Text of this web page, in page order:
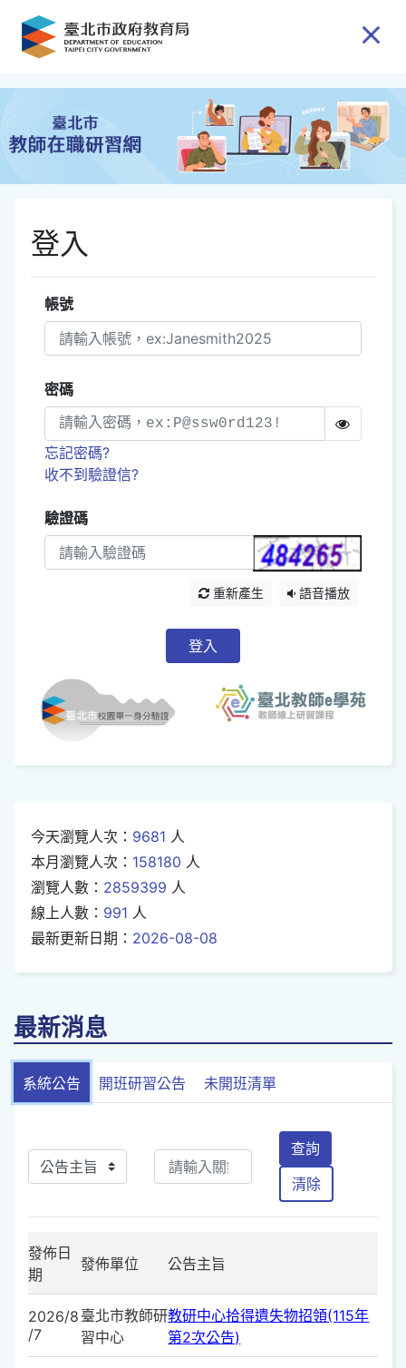
跳到主要內容
登入
帳號
密碼
忘記密碼?
收不到驗證信?
驗證碼
重新產生 語音播放
登入
今天瀏覽人次： 9681 人
本月瀏覽人次： 158180 人
瀏覽人數： 2859399 人
線上人數： 991 人
最新更新日期： 2026-08-08
最新消息
系統公告 開班研習公告 未開班清單
查詢
清除
發佈日
期
發佈單位 公告主旨
2026/8
/7
臺北市教師研
習中心
教研中心拾得遺失物招領(115年
第2次公告)